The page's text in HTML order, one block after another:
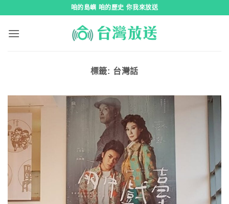
咱的島嶼 咱的歷史 你我來放送
標籤: 台灣話